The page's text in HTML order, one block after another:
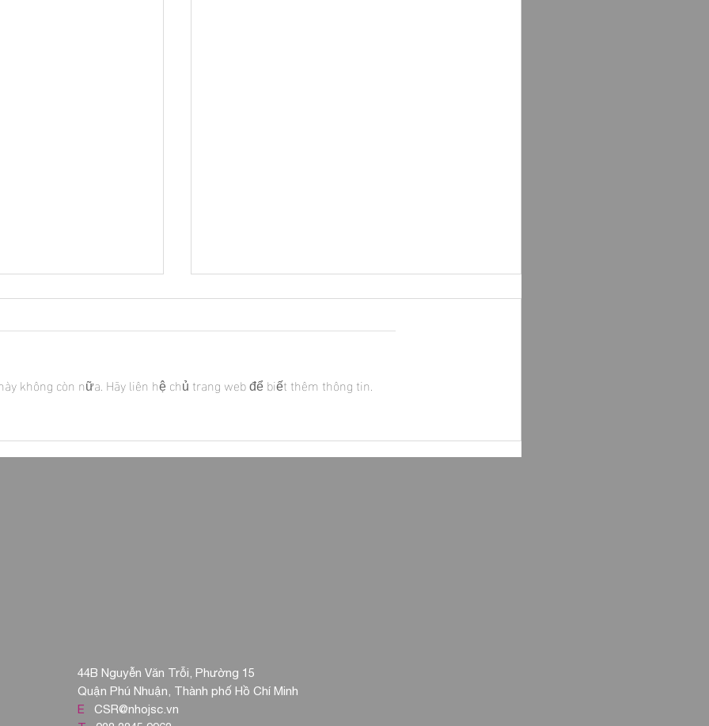
không còn nữa. Hãy liên hệ chủ trang web để biết thêm thông tin.
44B Nguyễn Văn Trỗi, Phường 15
Quận Phú Nhuận, Thành phố Hồ Chí Minh
E
CSR@nhojsc.vn